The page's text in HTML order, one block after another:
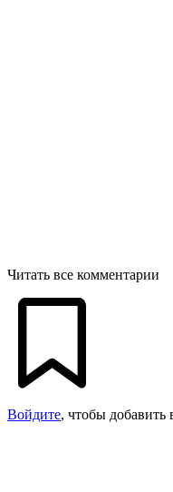
Читать все комментарии
Войдите, чтобы добавить